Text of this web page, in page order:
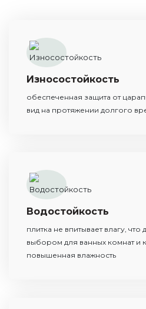
Износостойкость
обеспеченная защита от
вид на протяжении долгого
Водостойкость
плитка не впитывает влагу,
выбором для ванных комнат и
повышенная влажность